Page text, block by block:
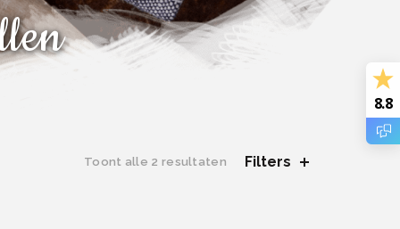
Toont alle 2 resultaten Gesorteerd
Filters
8.8